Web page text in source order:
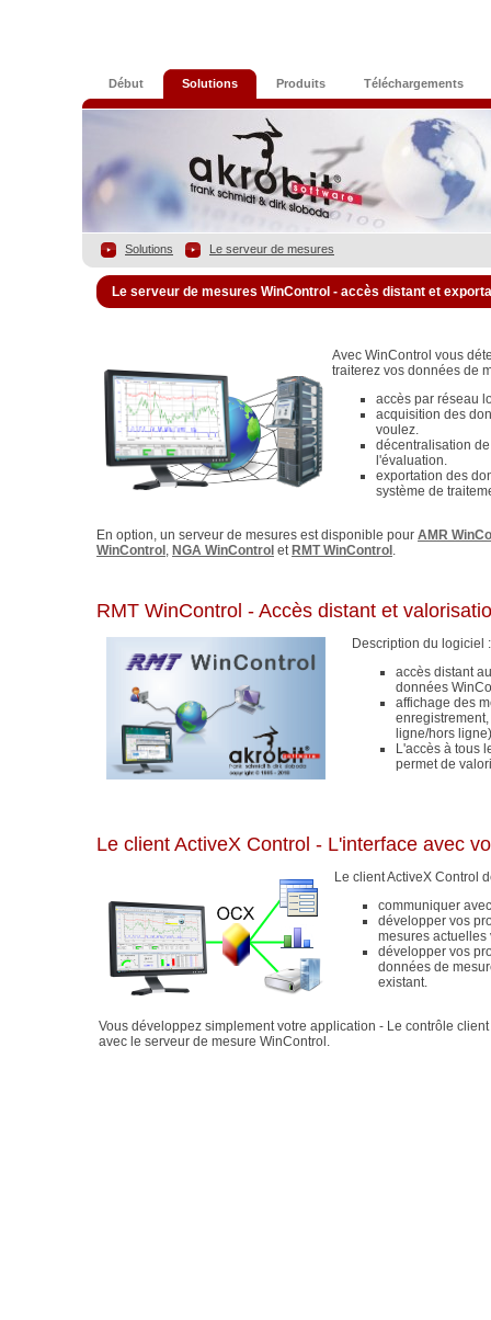
Début Solutions Produits Téléchargements
Solutions Le serveur de mesures
Le serveur de mesures WinControl - accès distant et
Avec WinControl vous
traiterez vos données de
accès par réseau
acquisition des
voulez.
décentralisation
l'évaluation.
exportation des
système de
En option, un serveur de mesures est disponible pour AMR
WinControl , NGA WinControl et RMT WinControl .
RMT WinControl - Accès distant et
Description du logiciel :
accès distant
données
affichage des
ligne/hors
L'accès à tous
permet de
Le client ActiveX Control - L'interface avec
Le client ActiveX Control
communiquer
développer vos
mesures actuelles
développer vos
données de
existant.
Vous développez simplement votre application - Le contrôle
avec le serveur de mesure WinControl.